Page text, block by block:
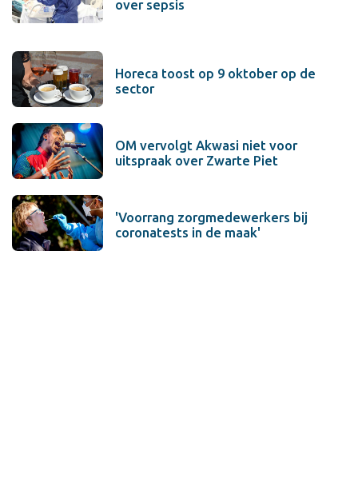
over sepsis
Horeca toost op 9 oktober op de
sector
OM vervolgt Akwasi niet voor
uitspraak over Zwarte Piet
'Voorrang zorgmedewerkers bij
coronatests in de maak'